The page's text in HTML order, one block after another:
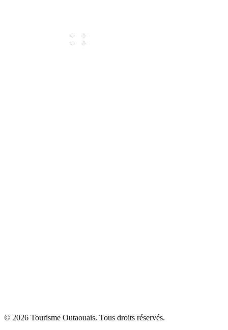
© 2026 Tourisme Outaouais. Tous droits réservés.